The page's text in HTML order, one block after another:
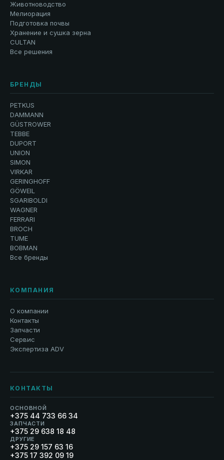
Животноводство
Мелиорация
Подготовка почвы
Хранение и сушка зерна
CULTAN
Все решения
БРЕНДЫ
PETKUS
DAMMANN
GÜSTROWER
TEBBE
DUPORT
UNION
SIMON
VIRKAR
GERINGHOFF
GÖWEIL
SGARIBOLDI
WAGNER
FERRARI
BROCH
TUME
BOBMAN
Все бренды
КОМПАНИЯ
О компании
Контакты
Запчасти
Сервис
Экспертиза ADV
КОНТАКТЫ
ОСНОВНОЙ
+375 44 733 66 34
ЗАПЧАСТИ
+375 29 638 18 48
ДРУГИЕ
+375 29 157 63 16
+375 17 392 09 19